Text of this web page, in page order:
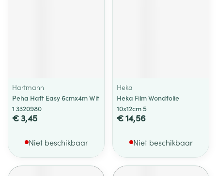
Hartmann
Peha Haft Easy 6cmx4m Wit
1 3320980
€ 3,45
Niet beschikbaar
Heka
Heka Film Wondfolie
10x12cm 5
€ 14,56
Niet beschikbaar